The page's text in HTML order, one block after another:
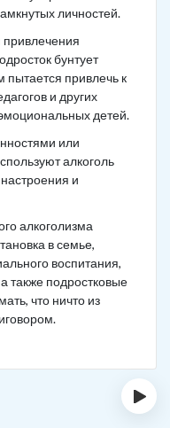
личностей.
привлечения
бунтует
пытается привлечь к
и других
детей.
или
алкоголь
и
алкоголизма
в семье,
воспитания,
также подростковые
что ничто из
›